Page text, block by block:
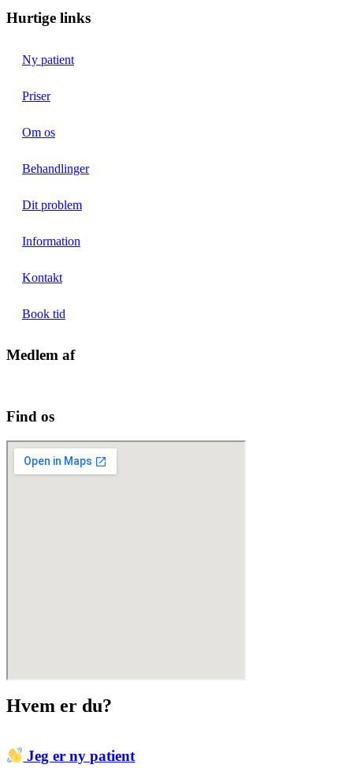
Hurtige links
Ny patient
Priser
Om os
Behandlinger
Dit problem
Information
Kontakt
Book tid
Medlem af
Find os
Hvem er du?
Jeg er ny patient